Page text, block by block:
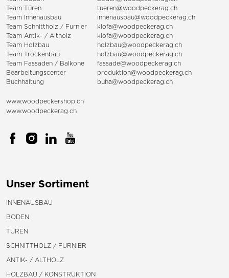
Team Türen
tueren@woodpeckerag.ch
Team Innenausbau
innenausbau@woodpeckerag.ch
Team Schnittholz / Furnier
klofa@woodpeckerag.ch
Team Antik- / Altholz
klofa@woodpeckerag.ch
Team Holzbau
holzbau@woodpeckerag.ch
Team Trockenbau
holzbau@woodpeckerag.ch
Team Fassaden / Balkone
fassade@woodpeckerag.ch
Bearbeitungscenter
produktion@woodpeckerag.ch
Buchhaltung
buha@woodpeckerag.ch
www.woodpeckershop.ch
www.woodpeckerag.ch
Unser Sortiment
INNENAUSBAU
BODEN
TÜREN
SCHNITTHOLZ / FURNIER
ANTIK- / ALTHOLZ
HOLZBAU / KONSTRUKTION